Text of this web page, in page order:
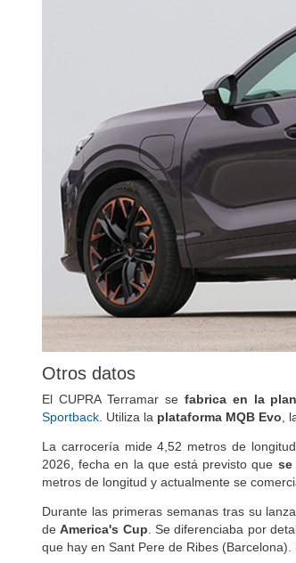
El CUPRA Terramar sefabrica en la
La carrocería mide 4,52 metros de
2026, fecha en la que está previsto quese
Durante las primeras semanas tras su
deAmerica's Cup. Se diferenciaba por